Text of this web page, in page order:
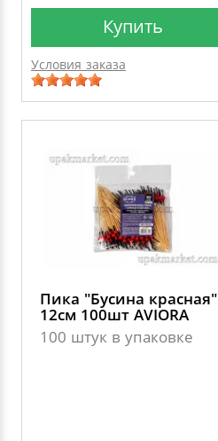
Купить
Условия заказа
Пика "Бусина красная"
12см 100шт AVIORA
100 штук в упаковке